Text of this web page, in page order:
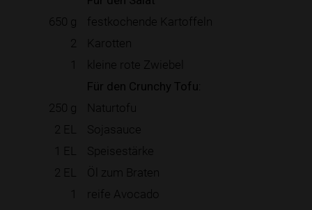
650 g
festkochende Kartoffeln
2
Karotten
1
kleine rote Zwiebel
Für den Crunchy Tofu:
250 g
Naturtofu
2 EL
Sojasauce
1 EL
Speisestärke
2 EL
Öl zum Braten
1
reife Avocado